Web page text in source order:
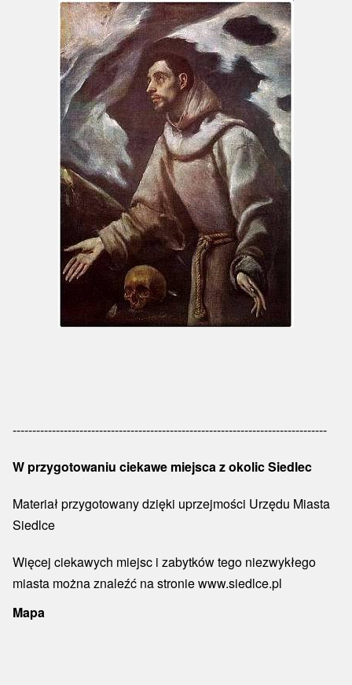
--------------------------------------------------------------------------------
W przygotowaniu ciekawe miejsca z okolic Siedlec
Materiał przygotowany dzięki uprzejmości Urzędu Miasta
Siedlce
Więcej ciekawych miejsc i zabytków tego niezwykłego
miasta można znaleźć na stroniewww.siedlce.pl
Mapa